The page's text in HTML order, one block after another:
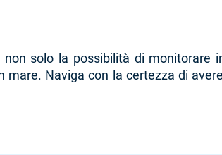
solo la possibilità di monitorare
Naviga con la certezza di